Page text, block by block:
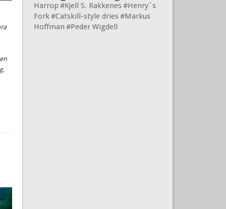
Harrop #Kjell S. Rakkenes #Henry´s
Fork#Catskill-style dries #Markus
Hoffman #Peder Wigdell